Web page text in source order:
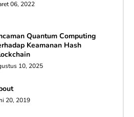
06, 2022
Quantum Computing
Keamanan Hash
10, 2025
20, 2019